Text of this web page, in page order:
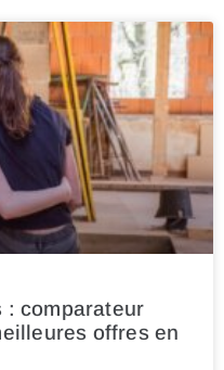
: comparateur
offres en